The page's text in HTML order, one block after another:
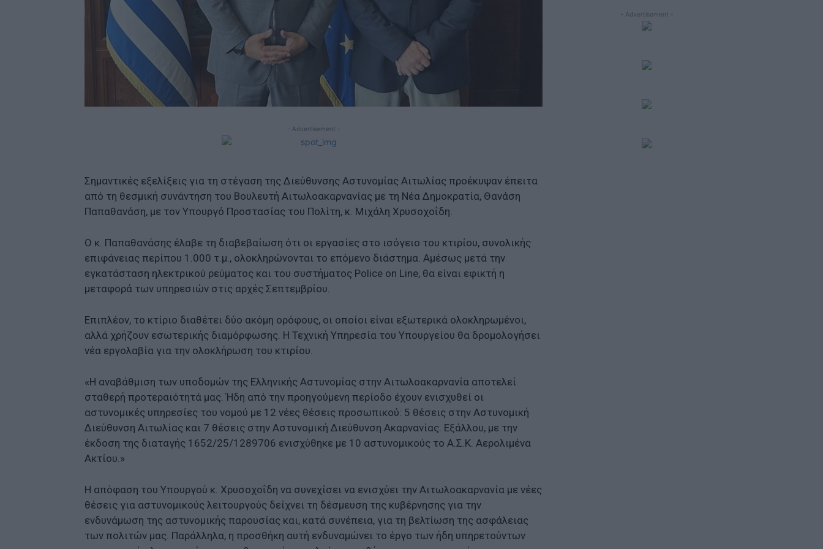
- Advertisement -
Σημαντικές εξελίξεις για τη στέγαση της Διεύθυνσης Αστυνομίας Αιτωλίας προέκυψαν έπειτα
από τη θεσμική συνάντηση του Βουλευτή Αιτωλοακαρνανίας με τη Νέα Δημοκρατία, Θανάση
Παπαθανάση, με τον Υπουργό Προστασίας του Πολίτη, κ. Μιχάλη Χρυσοχοΐδη.
Ο κ. Παπαθανάσης έλαβε τη διαβεβαίωση ότι οι εργασίες στο ισόγειο του κτιρίου, συνολικής
επιφάνειας περίπου 1.000 τ.μ., ολοκληρώνονται το επόμενο διάστημα. Αμέσως μετά την
εγκατάσταση ηλεκτρικού ρεύματος και του συστήματος Police on Line, θα είναι εφικτή η
μεταφορά των υπηρεσιών στις αρχές Σεπτεμβρίου.
Επιπλέον, το κτίριο διαθέτει δύο ακόμη ορόφους, οι οποίοι είναι εξωτερικά ολοκληρωμένοι,
αλλά χρήζουν εσωτερικής διαμόρφωσης. Η Τεχνική Υπηρεσία του Υπουργείου θα δρομολογήσει
νέα εργολαβία για την ολοκλήρωση του κτιρίου.
«Η αναβάθμιση των υποδομών της Ελληνικής Αστυνομίας στην Αιτωλοακαρνανία αποτελεί
σταθερή προτεραιότητά μας. Ήδη από την προηγούμενη περίοδο έχουν ενισχυθεί οι
αστυνομικές υπηρεσίες του νομού με 12 νέες θέσεις προσωπικού: 5 θέσεις στην Αστυνομική
Διεύθυνση Αιτωλίας και 7 θέσεις στην Αστυνομική Διεύθυνση Ακαρνανίας. Εξάλλου, με την
έκδοση της διαταγής 1652/25/1289706 ενισχύθηκε με 10 αστυνομικούς το Α.Σ.Κ. Αερολιμένα
Ακτίου.»
Η απόφαση του Υπουργού κ. Χρυσοχοΐδη να συνεχίσει να ενισχύει την Αιτωλοακαρνανία με νέες
θέσεις για αστυνομικούς λειτουργούς δείχνει τη δέσμευση της κυβέρνησης για την
ενδυνάμωση της αστυνομικής παρουσίας και, κατά συνέπεια, για τη βελτίωση της ασφάλειας
των πολιτών μας. Παράλληλα, η προσθήκη αυτή ενδυναμώνει το έργο των ήδη υπηρετούντων
- Advertisement -